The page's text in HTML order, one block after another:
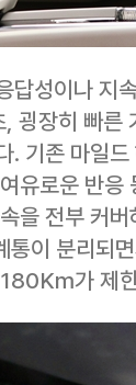
답성이나 지
굉장히 빠른
. 기존 마일
유로운 반
을 전부 커
통이 분리되
가 제